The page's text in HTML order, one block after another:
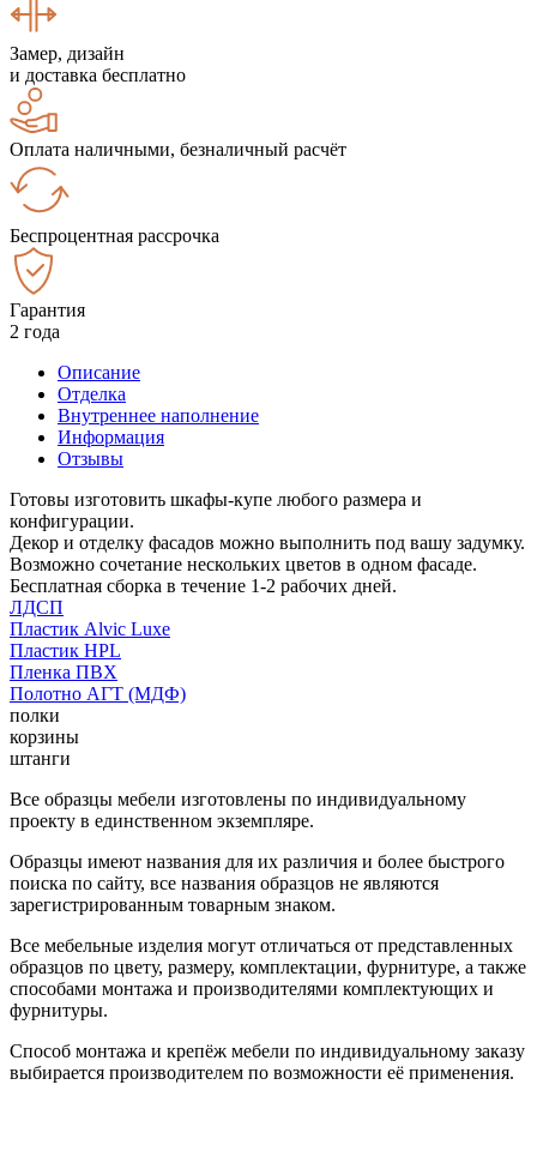
Замер, дизайн
и доставка бесплатно
Оплата наличными, безналичный расчёт
Беспроцентная рассрочка
Гарантия
2 года
Описание
Отделка
Внутреннее наполнение
Информация
Отзывы
Готовы изготовить шкафы-купе любого размера и
конфигурации.
Декор и отделку фасадов можно выполнить под вашу задумку.
Возможно сочетание нескольких цветов в одном фасаде.
Бесплатная сборка в течение 1-2 рабочих дней.
ЛДСП
Пластик Alvic Luxe
Пластик HPL
Пленка ПВХ
Полотно АГТ (МДФ)
полки
корзины
штанги
Все образцы мебели изготовлены по индивидуальному
проекту в единственном экземпляре.
Образцы имеют названия для их различия и более быстрого
поиска по сайту, все названия образцов не являются
зарегистрированным товарным знаком.
Все мебельные изделия могут отличаться от представленных
образцов по цвету, размеру, комплектации, фурнитуре, а также
способами монтажа и производителями комплектующих и
фурнитуры.
Способ монтажа и крепёж мебели по индивидуальному заказу
выбирается производителем по возможности её применения.